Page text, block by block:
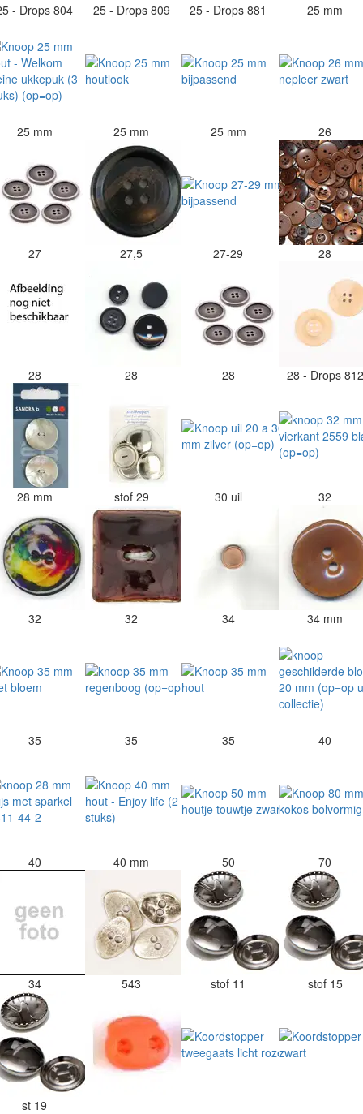
- Drops 804 25 - Drops 809 25 - Drops 881 25 mm
25 mm 25 mm 25 mm 26
27 27,5 27-29 28
28 28 28 28 - Drops
28 mm stof 29 30 uil 32
32 32 34 34 mm
35 35 35 40
40 40 mm 50 70
34 543 stof 11 stof 15
st 19